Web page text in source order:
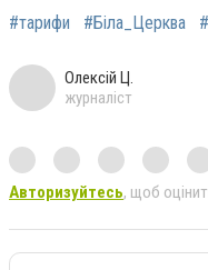
#тарифи #Біла_Церква
Олексій Ц.
журналіст
Авторизуйтесь, щоб